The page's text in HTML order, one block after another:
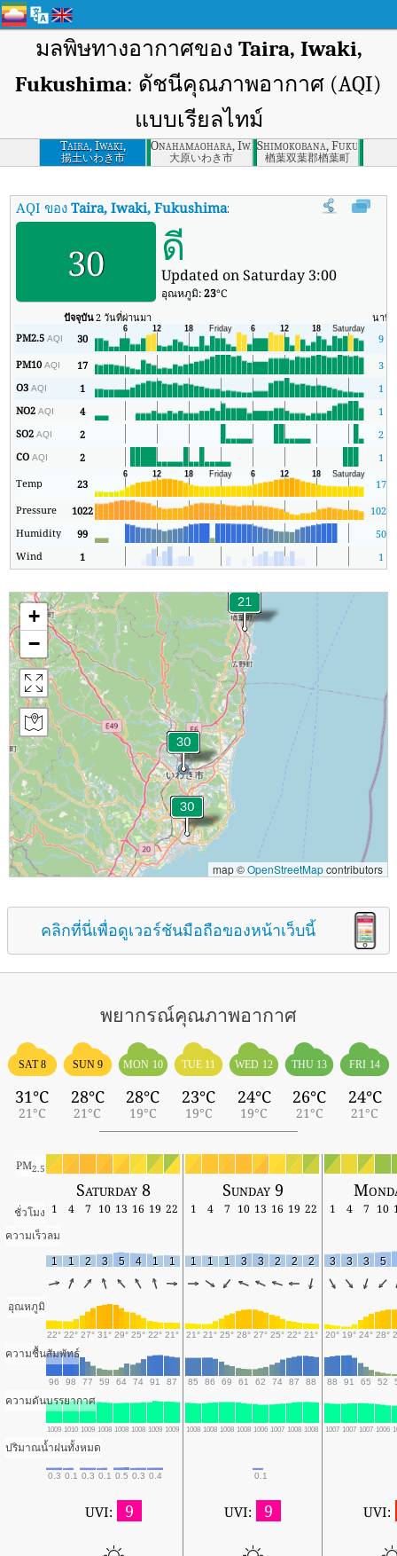
มลพิษทางอากาศของ Taira, Iwaki,
Fukushima: ดัชนีคุณภาพอากาศ (AQI)
แบบเรียลไทม์
Taira, Iwaki,
Fukushima
揚土いわき市
Onahamaohara, Iwaki, Fukushima
大原いわき市
Shimokobana, Fukushima
楢葉双葉郡楢葉町
AQI ของTaira, Iwaki, Fukushima: ดัชนีคุณภาพอากาศ (AQI) แบบเรี
30 ดี
Updated on Saturday 3:00
อุณหภูมิ:23°C
ปัจจุบัน2 วันที่ผ่านมา นาที
PM2.5AQI 30
9
PM10AQI 17
3
O3AQI 1
1
NO2AQI 4
1
SO2AQI 2
2
COAQI 2
1
Temp
23
17
Pressure
1022 1021
Humidity
99
50
Wind
1 1
+
−
map ©OpenStreetMapcontributors
คลิกที่นี่เพื่อดูเวอร์ชันมือถือของหน้าเว็บนี้
พยากรณ์คุณภาพอากาศ
SAT 8
31°C
21°C
SUN 9
28°C
21°C
MON 10
28°C
19°C
TUE 11
23°C
19°C
WED 12
24°C
19°C
THU 13
26°C
21°C
FRI 14
24°C
21°C
PM2.5
Saturday 8 Sunday 9
ชั่วโมง 1 4 7 10 13 16 19 22 1 4 7 10 13 16 19 22 1 4 7 10
ความเร็วลม
1 1 2 3 5 4 1 1 1 1 1 3 3 2 2 2 3 3 3 5
อุณหภูมิ
22° 22° 27° 31° 29° 25° 22° 21° 21° 21° 25° 28° 27° 25° 22° 21° 20° 19° 24° 28°
ความชื้นสัมพัทธ์
96 98 77 59 64 74 91 87 85 86 69 61 62 74 87 88 88 91 65 52
ความดันบรรยากาศ
1009 1010 1009 1008 1008 1008 1009 1009 1008 1008 1008 1008 1006 1007 1008 1008 1007 1007 1007 1006
ปริมาณน้ำฝนทั้งหมด
0.3 0.1 0.3 0.1 0.5 0.3 0.4 0.1
UVI: 9 UVI: 9 UVI: